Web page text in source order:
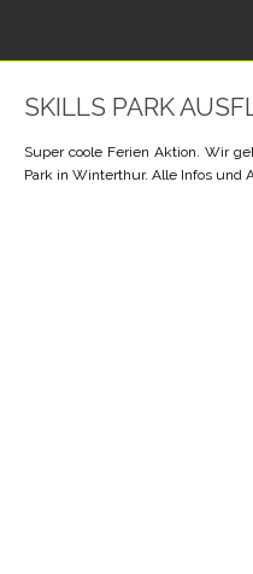
SKILLS PARK
Super coole Ferien Aktion. Wir
Park in Winterthur. Alle Infos und